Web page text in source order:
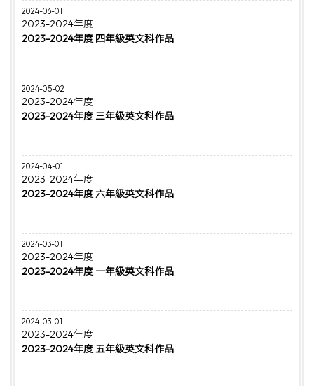
2024-06-01
2023-2024年度
2023-2024年度 四年級英文科作品
2024-05-02
2023-2024年度
2023-2024年度 三年級英文科作品
2024-04-01
2023-2024年度
2023-2024年度 六年級英文科作品
2024-03-01
2023-2024年度
2023-2024年度 一年級英文科作品
2024-03-01
2023-2024年度
2023-2024年度 五年級英文科作品